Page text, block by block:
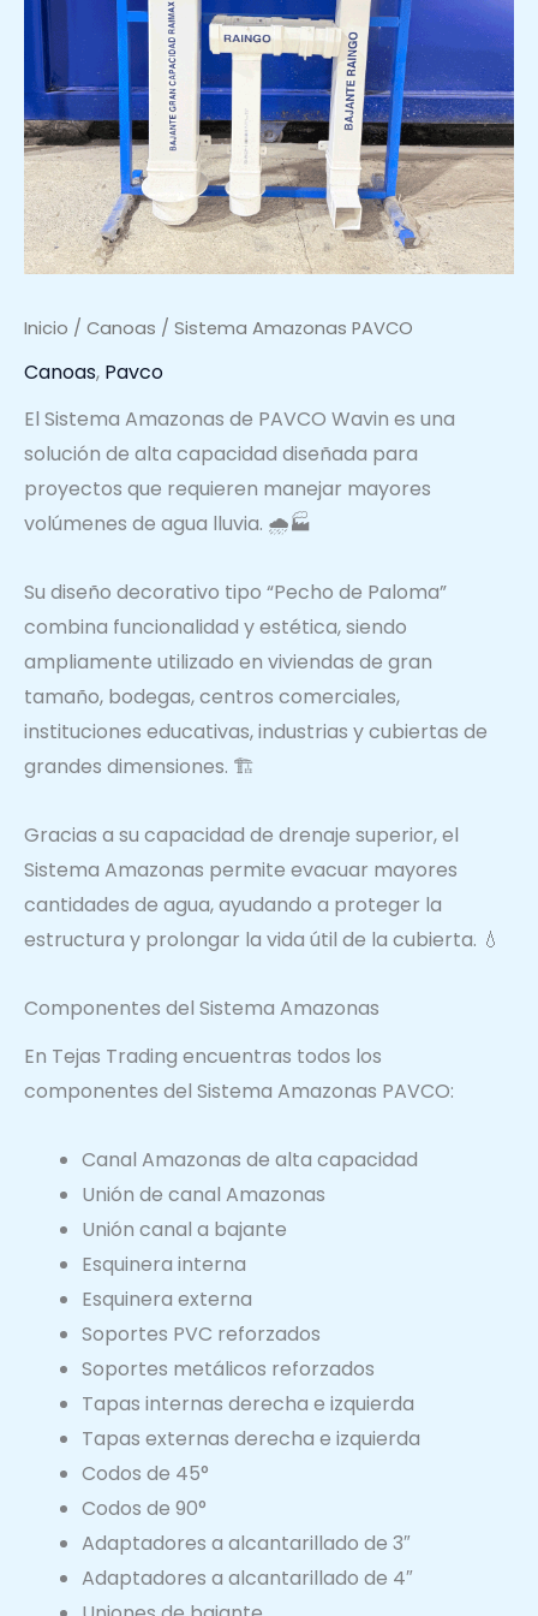
Inicio / Canoas / Sistema Amazonas PAVCO
Canoas, Pavco
El Sistema Amazonas de PAVCO Wavin es una
solución de alta capacidad diseñada para
proyectos que requieren manejar mayores
volúmenes de agua lluvia. 🌧️🏭
Su diseño decorativo tipo “Pecho de Paloma”
combina funcionalidad y estética, siendo
ampliamente utilizado en viviendas de gran
tamaño, bodegas, centros comerciales,
instituciones educativas, industrias y cubiertas de
grandes dimensiones. 🏗️
Gracias a su capacidad de drenaje superior, el
Sistema Amazonas permite evacuar mayores
cantidades de agua, ayudando a proteger la
estructura y prolongar la vida útil de la cubierta. 💧
Componentes del Sistema Amazonas
En Tejas Trading encuentras todos los
componentes del Sistema Amazonas PAVCO:
Canal Amazonas de alta capacidad
Unión de canal Amazonas
Unión canal a bajante
Esquinera interna
Esquinera externa
Soportes PVC reforzados
Soportes metálicos reforzados
Tapas internas derecha e izquierda
Tapas externas derecha e izquierda
Codos de 45°
Codos de 90°
Adaptadores a alcantarillado de 3″
Adaptadores a alcantarillado de 4″